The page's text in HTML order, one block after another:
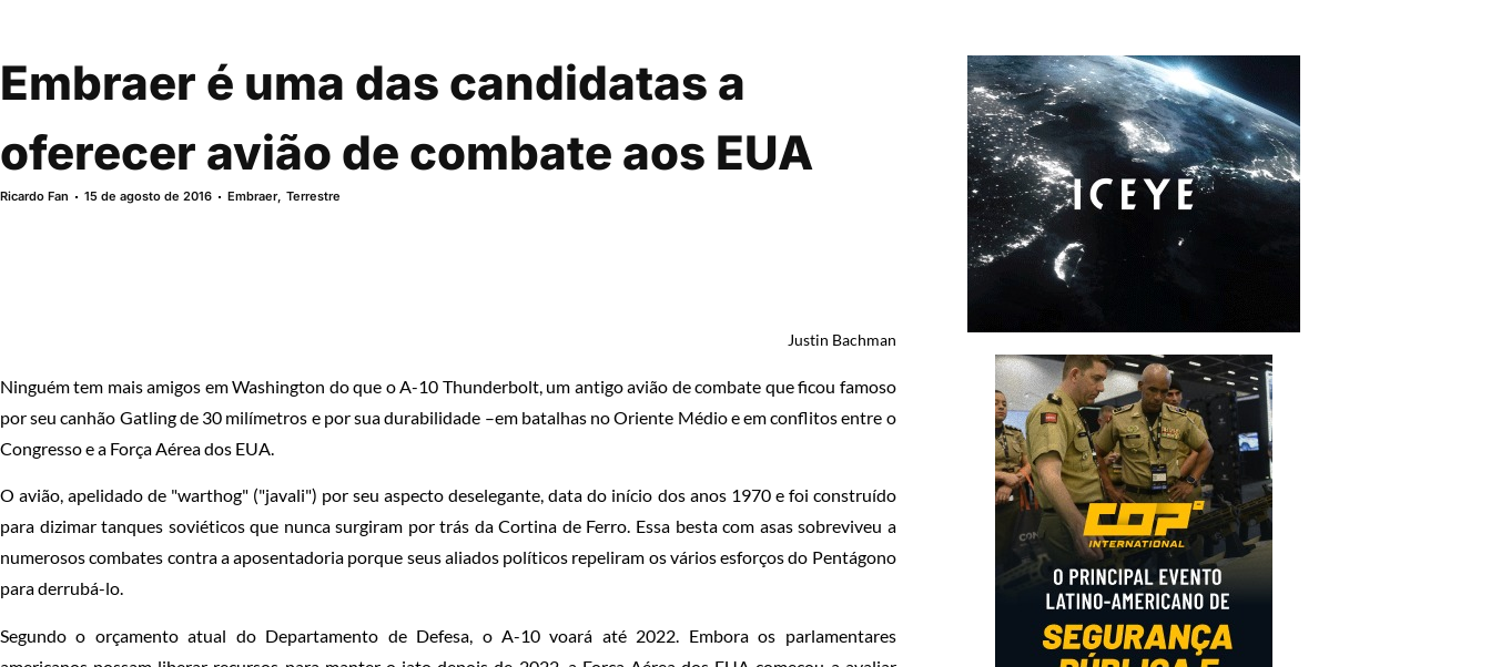
Embraer é uma das candidatas a
oferecer avião de combate aos EUA
Ricardo Fan 15 de agosto de 2016 Embraer,Terrestre
Justin Bachman
Ninguém tem mais amigos em Washington do que o A-10 Thunderbolt, um antigo avião de combate que ficou famoso
por seu canhão Gatling de 30 milímetros e por sua durabilidade –em batalhas no Oriente Médio e em conflitos entre o
Congresso e a Força Aérea dos EUA.
O avião, apelidado de "warthog" ("javali") por seu aspecto deselegante, data do início dos anos 1970 e foi construído
para dizimar tanques soviéticos que nunca surgiram por trás da Cortina de Ferro. Essa besta com asas sobreviveu a
numerosos combates contra a aposentadoria porque seus aliados políticos repeliram os vários esforços do Pentágono
para derrubá-lo.
Segundo o orçamento atual do Departamento de Defesa, o A-10 voará até 2022. Embora os parlamentares